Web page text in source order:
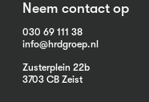
Neem contact op
030 69 111 38
info@hrdgroep.nl
Zusterplein 22b
3703 CB Zeist